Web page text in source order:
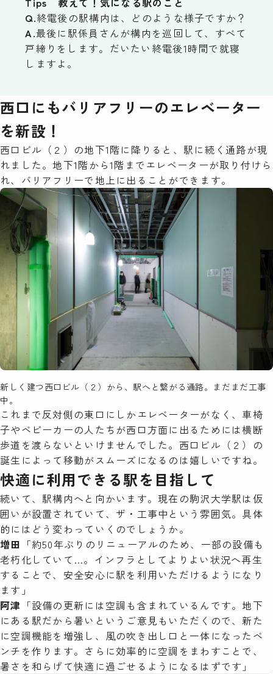
Q.終電後の駅構内は、どのような様子ですか？
A.最後に駅係員さんが構内を巡回して、すべて
戸締りをします。だいたい終電後1時間で就寝
しますよ。
西口にもバリアフリーのエレベーター
を新設！
西口ビル（２）の地下1階に降りると、駅に続く通路が現
れました。地下1階から1階までエレベーターが取り付けら
れ、バリアフリーで地上に出ることができます。
新しく建つ西口ビル（２）から、駅へと繋がる通路。まだまだ工事
中。
これまで反対側の東口にしかエレベーターがなく、車椅
子やベビーカーの人たちが西口方面に出るためには横断
歩道を渡らないといけませんでした。西口ビル（２）の
誕生によって移動がスムーズになるのは嬉しいですね。
快適に利用できる駅を目指して
続いて、駅構内へと向かいます。現在の駒沢大学駅は仮
囲いが設置されていて、ザ・工事中という雰囲気。具体
的にはどう変わっていくのでしょうか。
増田 「約50年ぶりのリニューアルのため、一部の設備も
老朽化していて…。インフラとしてよりよい状況へ再生
することで、安全安心に駅を利用いただけるようになり
ます」
阿津 「設備の更新には空調も含まれているんです。地下
にある駅だから暑いというご意見もいただくので、新た
に空調機能を増強し、風の吹き出し口と一体になったベ
ンチを作ります。さらに効率的に空調をまわすことで、
暑さを和らげて快適に過ごせるようになるはずです」